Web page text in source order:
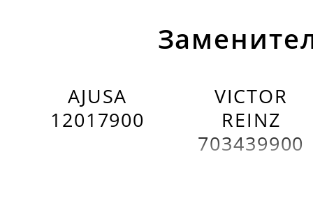
AJUSA
12017900
VICTOR
REINZ
703439900